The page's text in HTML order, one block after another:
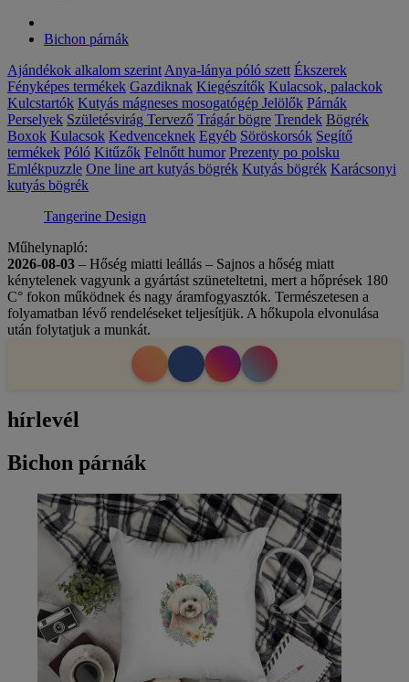
Bichon párnák
Ajándékok alkalom szerint Anya-lánya póló szett Ékszerek
Fényképes termékek Gazdiknak Kiegészítők Kulacsok, palackok
Kulcstartók Kutyás mágneses mosogatógép Jelölők Párnák
Perselyek Születésvirág Tervező Trágár bögre Trendek Bögrék
Boxok Kulacsok Kedvenceknek Egyéb Söröskorsók Segítő
termékek Póló Kitűzők Felnőtt humor Prezenty po polsku
Emlékpuzzle One line art kutyás bögrék Kutyás bögrék Karácsonyi
kutyás bögrék
Tangerine Design
Műhelynapló:
2026-08-03 – Hőség miatti leállás – Sajnos a hőség miatt
kénytelenek vagyunk a gyártást szüneteltetni, mert a hőprések 180
C° fokon működnek és nagy áramfogyasztók. Természetesen a
folyamatban lévő rendeléseket teljesítjük. A hőkupola elvonulása
után folytatjuk a munkát.
hírlevél
Bichon párnák